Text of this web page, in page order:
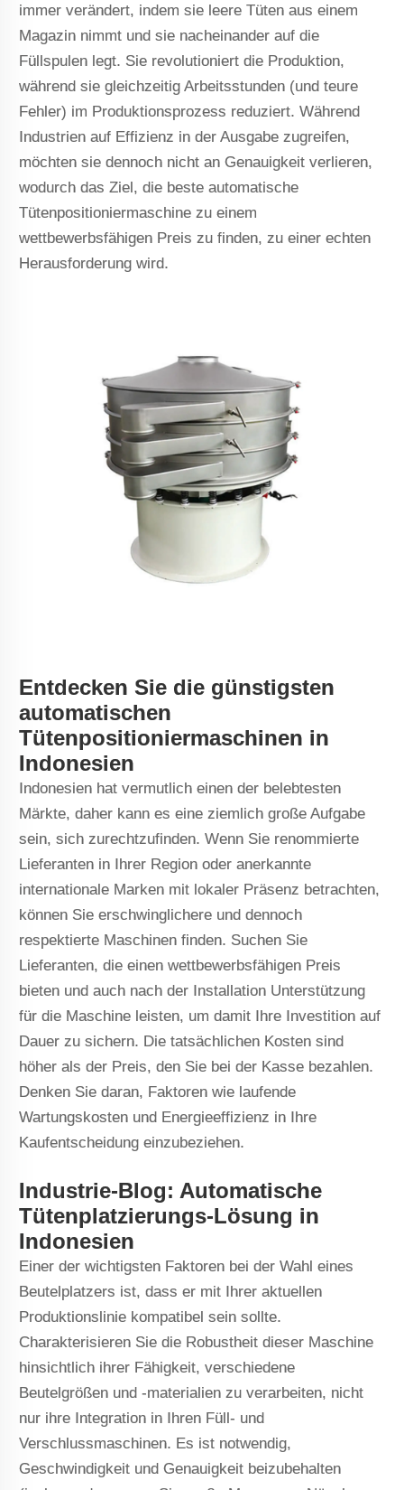
immer verändert, indem sie leere Tüten aus einem
Magazin nimmt und sie nacheinander auf die
Füllspulen legt. Sie revolutioniert die Produktion,
während sie gleichzeitig Arbeitsstunden (und teure
Fehler) im Produktionsprozess reduziert. Während
Industrien auf Effizienz in der Ausgabe zugreifen,
möchten sie dennoch nicht an Genauigkeit verlieren,
wodurch das Ziel, die beste automatische
Tütenpositioniermaschine zu einem
wettbewerbsfähigen Preis zu finden, zu einer echten
Herausforderung wird.
Entdecken Sie die günstigsten
automatischen
Tütenpositioniermaschinen in
Indonesien
Indonesien hat vermutlich einen der belebtesten
Märkte, daher kann es eine ziemlich große Aufgabe
sein, sich zurechtzufinden. Wenn Sie renommierte
Lieferanten in Ihrer Region oder anerkannte
internationale Marken mit lokaler Präsenz betrachten,
können Sie erschwinglichere und dennoch
respektierte Maschinen finden. Suchen Sie
Lieferanten, die einen wettbewerbsfähigen Preis
bieten und auch nach der Installation Unterstützung
für die Maschine leisten, um damit Ihre Investition auf
Dauer zu sichern. Die tatsächlichen Kosten sind
höher als der Preis, den Sie bei der Kasse bezahlen.
Denken Sie daran, Faktoren wie laufende
Wartungskosten und Energieeffizienz in Ihre
Kaufentscheidung einzubeziehen.
Industrie-Blog: Automatische
Tütenplatzierungs-Lösung in
Indonesien
Einer der wichtigsten Faktoren bei der Wahl eines
Beutelplatzers ist, dass er mit Ihrer aktuellen
Produktionslinie kompatibel sein sollte.
Charakterisieren Sie die Robustheit dieser Maschine
hinsichtlich ihrer Fähigkeit, verschiedene
Beutelgrößen und -materialien zu verarbeiten, nicht
nur ihre Integration in Ihren Füll- und
Verschlussmaschinen. Es ist notwendig,
Geschwindigkeit und Genauigkeit beizubehalten